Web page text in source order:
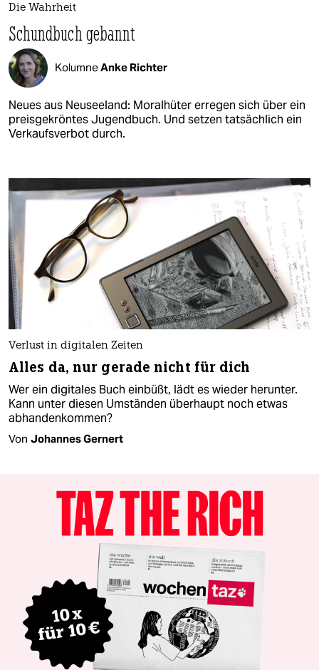
Die Wahrheit
Schundbuch gebannt
KolumneAnke Richter
Neues aus Neuseeland: Moralhüter erregen sich über ein
preisgekröntes Jugendbuch. Und setzen tatsächlich ein
Verkaufsverbot durch.
Verlust in digitalen Zeiten
Alles da, nur gerade nicht für dich
Wer ein digitales Buch einbüßt, lädt es wieder herunter.
Kann unter diesen Umständen überhaupt noch etwas
abhandenkommen?
Von Johannes Gernert